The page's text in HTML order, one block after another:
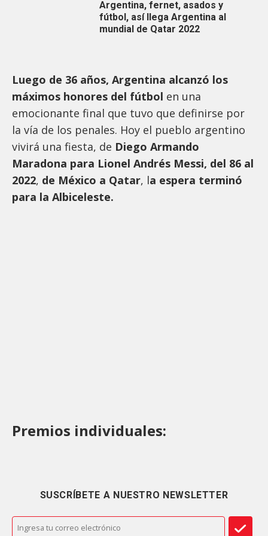
Argentina, fernet, asados y
fútbol, así llega Argentina al
mundial de Qatar 2022
Luego de 36 años, Argentina alcanzó los
máximos honores del fútbol en una
emocionante final que tuvo que definirse por
la vía de los penales. Hoy el pueblo argentino
vivirá una fiesta, de Diego Armando
Maradona para Lionel Andrés Messi, del 86 al
2022, de México a Qatar, la espera terminó
para la Albiceleste.
Premios individuales:
SUSCRÍBETE A NUESTRO NEWSLETTER